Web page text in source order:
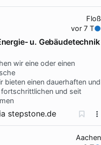
Floß
vor 7 T
u. Gebäudetechnik
wir eine oder einen
bieten einen dauerhaften und
und seit
stepstone.de
Aachen